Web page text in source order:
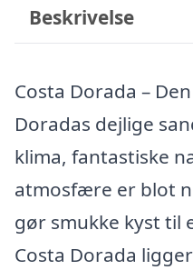
Beskrivelse
Costa Dorada –
Doradas dejlige
klima, fantastiske
atmosfære er blot
gør smukke kyst
Costa Dorada